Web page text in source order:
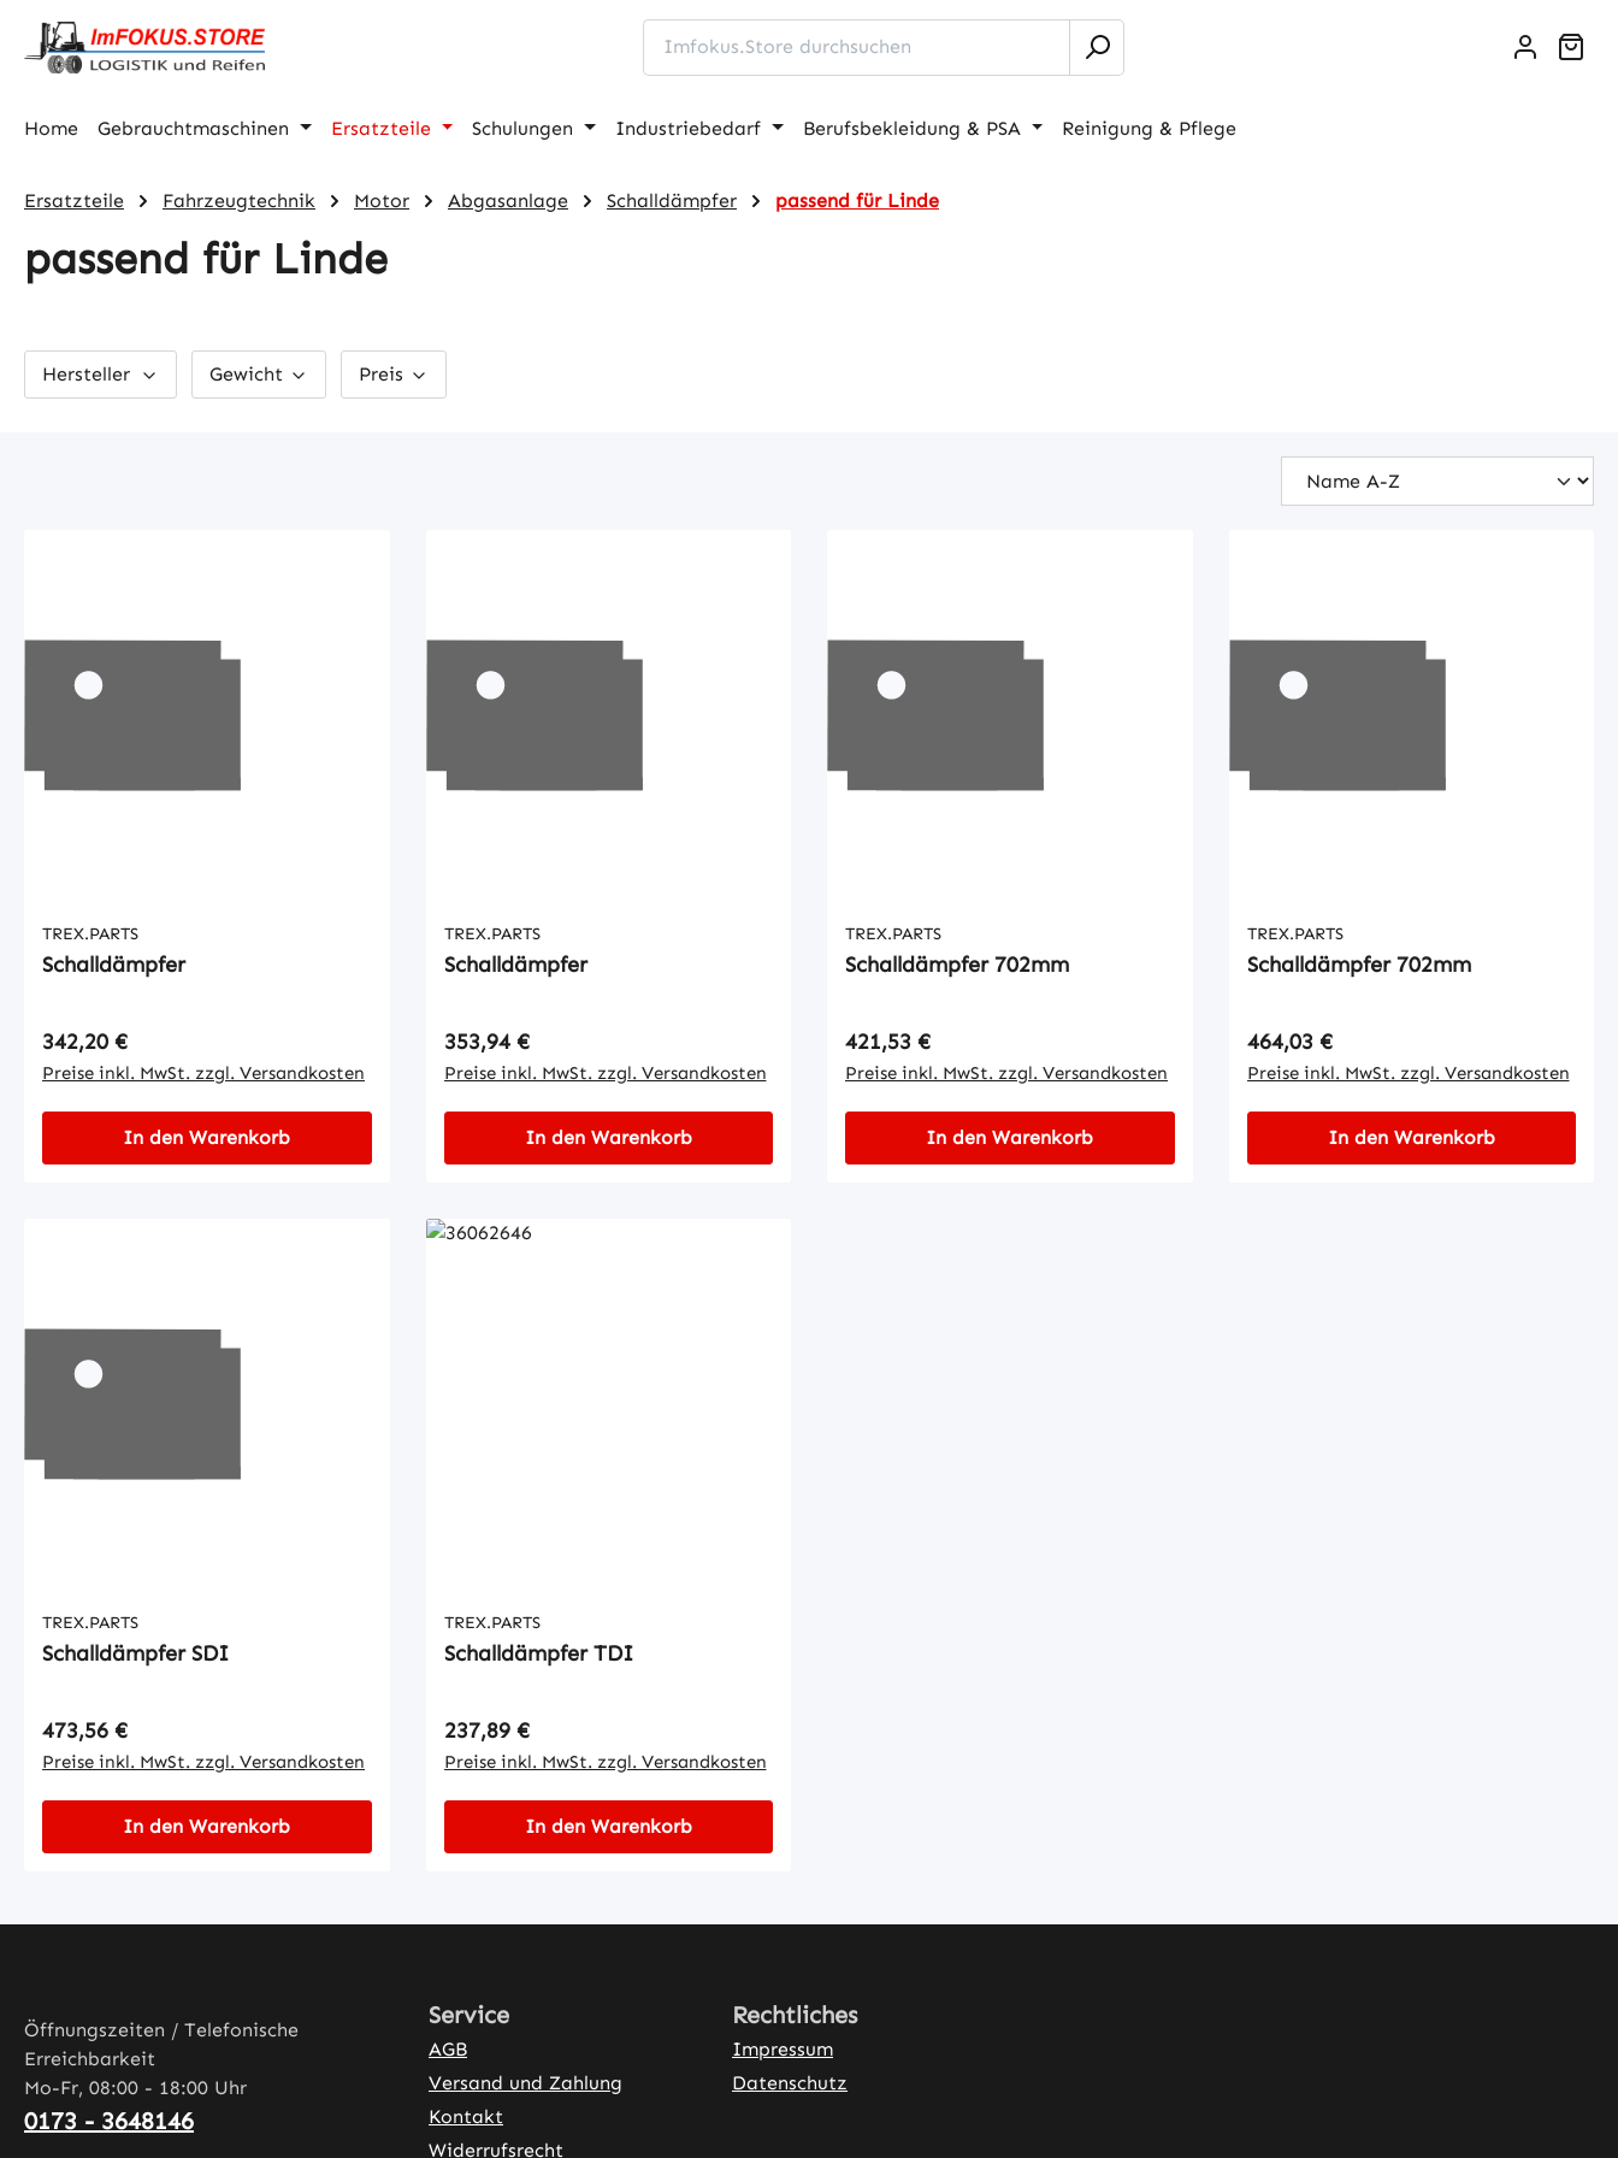
Hauptinhalt springen
Zur Suche springen
Zur Hauptnavigation springen
Home Gebrauchtmaschinen Ersatzteile Schulungen Industriebedarf Berufsbekleidung & PSA Reinigung & Pflege
Ersatzteile Fahrzeugtechnik Motor Abgasanlage Schalldämpfer passend für Linde
passend für Linde
Hersteller Gewicht Preis
TREX.PARTS
Schalldämpfer
Regulärer Preis:
342,20 €
Preise inkl. MwSt. zzgl. Versandkosten
In den Warenkorb
TREX.PARTS
Schalldämpfer
Regulärer Preis:
353,94 €
Preise inkl. MwSt. zzgl. Versandkosten
In den Warenkorb
TREX.PARTS
Schalldämpfer 702mm
Regulärer Preis:
421,53 €
Preise inkl. MwSt. zzgl. Versandkosten
In den Warenkorb
TREX.PARTS
Schalldämpfer 702mm
Regulärer Preis:
464,03 €
Preise inkl. MwSt. zzgl. Versandkosten
In den Warenkorb
TREX.PARTS
Schalldämpfer SDI
Regulärer Preis:
473,56 €
Preise inkl. MwSt. zzgl. Versandkosten
In den Warenkorb
TREX.PARTS
Schalldämpfer TDI
Regulärer Preis:
237,89 €
Preise inkl. MwSt. zzgl. Versandkosten
In den Warenkorb
Öffnungszeiten / Telefonische
Erreichbarkeit
Mo-Fr, 08:00 - 18:00 Uhr
0173 - 3648146
Service
AGB
Versand und Zahlung
Kontakt
Widerrufsrecht
Rechtliches
Impressum
Datenschutz